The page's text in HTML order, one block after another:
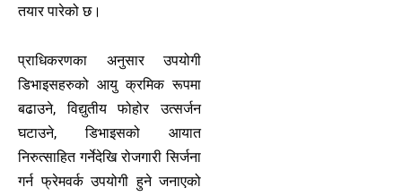
तयार पारेको छ।
प्राधिकरणका अनुसार उपयोगी
डिभाइसहरुको आयु क्रमिक रूपमा
बढाउने, विद्युतीय फोहोर उत्सर्जन
घटाउने, डिभाइसको आयात
निरुत्साहित गर्नेदेखि रोजगारी सिर्जना
गर्न फ्रेमवर्क उपयोगी हुने जनाएको